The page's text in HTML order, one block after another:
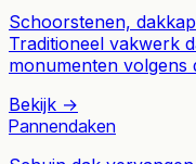
Schoorstenen,
Traditioneel vakwerk
monumenten volgens
Bekijk →
Pannendaken